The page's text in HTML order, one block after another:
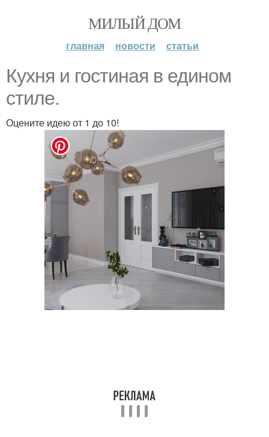
МИЛЫЙ ДОМ
главная новости статьи
Кухня и гостиная в едином
стиле.
Оцените идею от 1 до 10!